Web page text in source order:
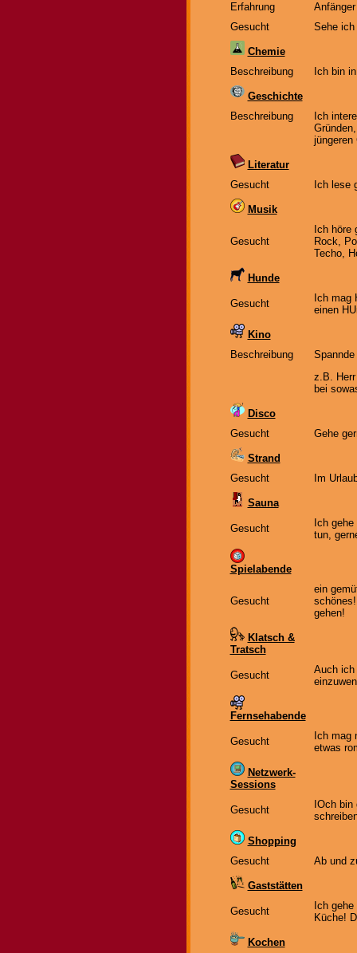
Erfahrung
Anfänger
Gesucht
Sehe
Chemie
Beschreibung
Ich bin
Geschichte
Beschreibung
Ich
jüngeren
Literatur
Gesucht
Ich lese
Musik
Gesucht
Ich höre
Rock,
Techo,
Hunde
Gesucht
Ich mag
einen
Kino
Beschreibung
z.B.
bei
Disco
Gesucht
Gehe
Strand
Gesucht
Im
Sauna
Gesucht
Ich
tun,
Spielabende
Gesucht
ein
gehen!
Klatsch &
Tratsch
Gesucht
Auch ich
Fernsehabende
Gesucht
Ich mag
etwas
Netzwerk-
Sessions
Gesucht
IOch
Shopping
Gesucht
Ab und
Gaststätten
Gesucht
Ich
Küche!
Kochen